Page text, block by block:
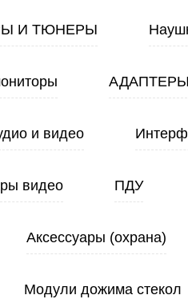
И ТЮНЕРЫ
и видео
видео ПДУ
Аксессуары (охрана)
Модули дожима стекол